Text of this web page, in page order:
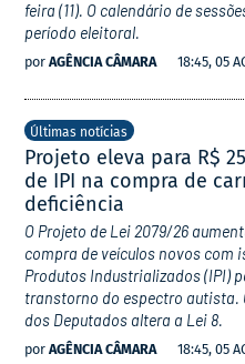
feira (11). O calendário de
período eleitoral.
por AGÊNCIA CÂMARA 18:45, 05
Últimas notícias
Projeto eleva para R$
de IPI na compra de
deficiência
O Projeto de Lei 2079/26
compra de veículos novos com
Produtos Industrializados (IPI)
transtorno do espectro autista.
dos Deputados altera a Lei 8.
por AGÊNCIA CÂMARA 18:45, 05